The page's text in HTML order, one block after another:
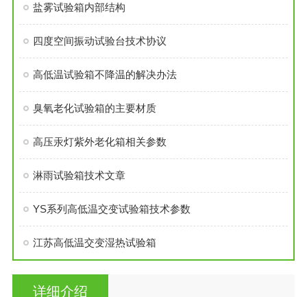
盐雾试验箱内部结构
四度空间振动试验台技术协议
高低温试验箱不降温的解决办法
臭氧老化试验箱的主要材质
高压汞灯紫外老化箱相关参数
淋雨试验箱技术文章
YS系列高低温交变试验箱技术参数
江苏高低温交变湿热试验箱
详细介绍